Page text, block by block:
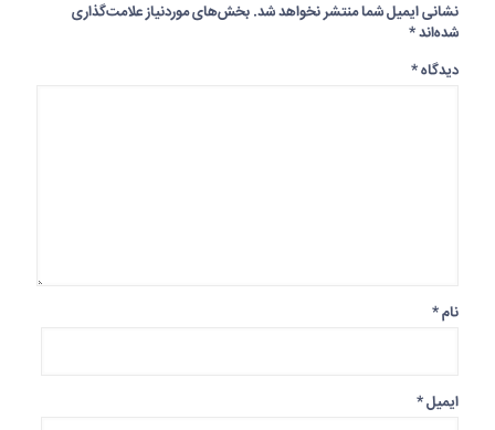
نشانی ایمیل شما منتشر نخواهد شد. بخش‌های موردنیاز علامت‌گذاری
شده‌اند*
دیدگاه*
نام*
ایمیل*